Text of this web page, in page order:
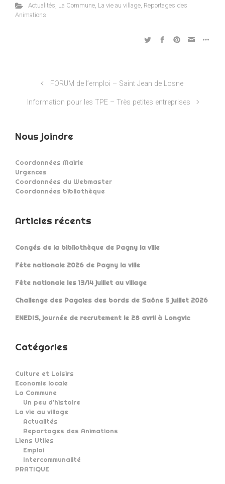
Actualités, La Commune, La vie au village, Reportages des
Animations
FORUM de l’emploi – Saint Jean de Losne
Information pour les TPE – Très petites entreprises
Nous joindre
Coordonnées Mairie
Urgences
Coordonnées du Webmaster
Coordonnées bibliothèque
Articles récents
Congés de la bibliothèque de Pagny la ville
Fête nationale 2026 de Pagny la ville
Fête nationale les 13/14 juillet au village
Challenge des Pagaies des bords de Saône 5 juillet 2026
ENEDIS, journée de recrutement le 28 avril à Longvic
Catégories
Culture et Loisirs
Economie locale
La Commune
Un peu d'histoire
La vie au village
Actualités
Reportages des Animations
Liens Utiles
Emploi
Intercommunalité
PRATIQUE